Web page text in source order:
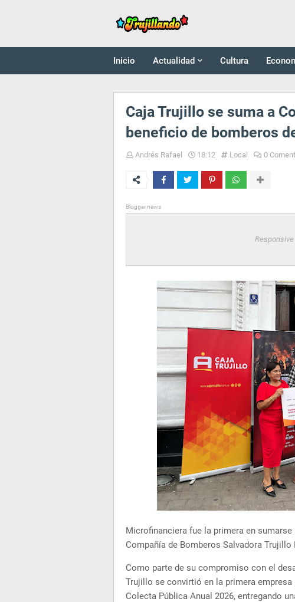
Inicio Actualidad Cultura
Caja Trujillo se suma a
beneficio de bomberos
Andrés Rafael 18:12 Local 0
Blogger news
Microfinanciera fue la primera en
Compañía de Bomberos Salvadora Trujillo
Como parte de su compromiso con el
Trujillo se convirtió en la primera
Colecta Pública Anual 2026, entregando